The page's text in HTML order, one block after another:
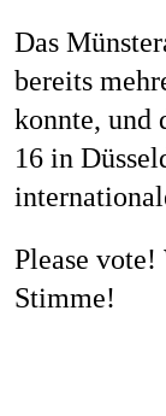
Das
bereits
konnte, und
16 in
Please
Stimme!